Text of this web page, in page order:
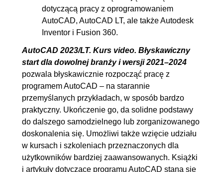
13.8. Inteligentne narzędzie
WYMIAR
13.9. Linie i wielolinie
odniesienia
13.10. Podstawy edycji
wymiarów
00:07:19
14. Uniwersalne narzędzia
zarządzania właściwościami
00:11:26
14.1. Właściwości istniejących
obiektów
00:11:26
dotyczącą pracy z oprogramowaniem
AutoCAD, AutoCAD LT, ale także Autodesk
Inventor i Fusion 360.
AutoCAD 2023/LT. Kurs video. Błyskawiczny
start dla dowolnej branży i wersji 2021–2024
pozwala błyskawicznie rozpocząć pracę z
programem AutoCAD – na starannie
przemyślanych przykładach, w sposób bardzo
praktyczny. Ukończenie go, da solidne podstawy
do dalszego samodzielnego lub zorganizowanego
doskonalenia się. Umożliwi także wzięcie udziału
w kursach i szkoleniach przeznaczonych dla
użytkowników bardziej zaawansowanych. Książki
i artykuły dotyczące programu AutoCAD staną się